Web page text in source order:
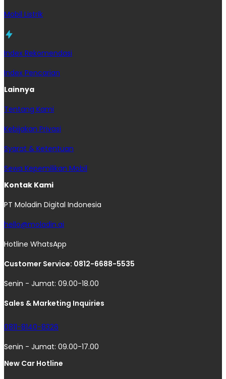
Mobil Listrik
Index Rekomendasi
Index Pencarian
Lainnya
Tentang Kami
Kebijakan Privasi
Syarat & Ketentuan
Sewa Kepemilikan Mobil
Kontak Kami
PT Moladin Digital Indonesia
hello@moladin.ai
Hotline WhatsApp
Customer Service: 0812-6688-5535
Senin - Jumat: 09.00-18.00
Sales & Marketing Inquiries
0811-8140-8326
Senin - Jumat: 09.00-17.00
New Car Hotline